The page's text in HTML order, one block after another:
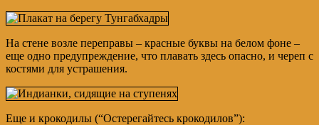
На стене возле переправы – красные буквы на белом фоне –
еще одно предупреждение, что плавать здесь опасно, и череп с
костями для устрашения.
Еще и крокодилы (“Остерегайтесь крокодилов”):